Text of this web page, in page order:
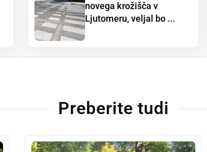
novega krožišča v
Ljutomeru, veljal bo ...
Preberite tudi